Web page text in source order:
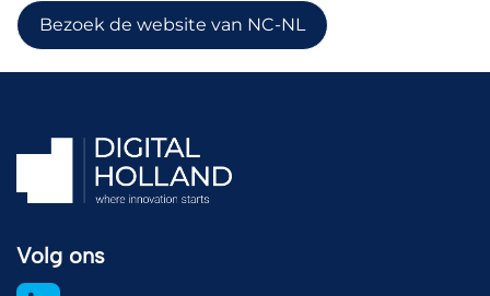
Bezoek de website van NC-NL
Volg ons